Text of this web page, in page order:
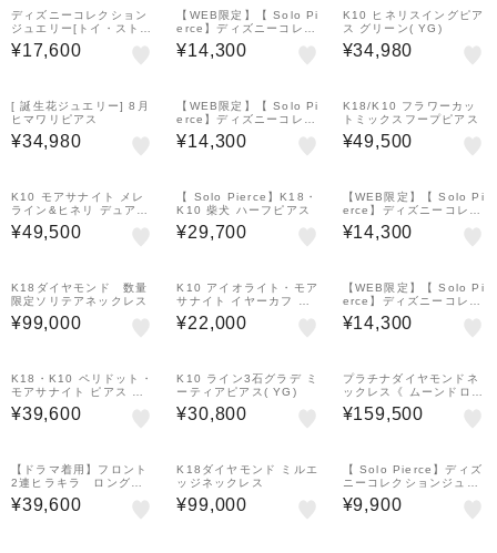
ディズニーコレクション
ジュエリー[トイ・ストー
リー]ピアス
¥17,600
【WEB限定】【 Solo Pi
erce】ディズニーコレク
ションジュエリー[トイ・
ストーリー]ピアス
¥14,300
K10 ヒネリスイングピア
ス グリーン( YG)
¥34,980
[ 誕生花ジュエリー] 8月
ヒマワリピアス
¥34,980
【WEB限定】【 Solo Pi
erce】ディズニーコレク
ションジュエリー[トイ・
ストーリー]ピアス
¥14,300
K18/K10 フラワーカッ
トミックスフープピアス
¥49,500
K10 モアサナイト メレ
ライン&ヒネリ デュアル
イヤーカフ( YG)
¥49,500
【 Solo Pierce】K18・
K10 柴犬 ハーフピアス
¥29,700
【WEB限定】【 Solo Pi
erce】ディズニーコレク
ションジュエリー[トイ・
ストーリー]ピアス
¥14,300
K18ダイヤモンド 数量
限定ソリテアネックレス
¥99,000
K10 アイオライト・モア
サナイト イヤーカフ 天
体
¥22,000
【WEB限定】【 Solo Pi
erce】ディズニーコレク
ションジュエリー[トイ・
ストーリー]ピアス
¥14,300
K18・K10 ペリドット・
モアサナイト ピアス ネ
ビュラ
¥39,600
K10 ライン3石グラデ ミ
ーティアピアス( YG)
¥30,800
プラチナダイヤモンドネ
ックレス《 ムーンドロッ
プ》
¥159,500
【ドラマ着用】フロント
2連ヒラキラ ロングネ
ックレス( YG)
¥39,600
K18ダイヤモンド ミルエ
ッジネックレス
¥99,000
【 Solo Pierce】ディズ
ニーコレクションジュエ
リー[トイ・ストーリー]
ピアス
¥9,900